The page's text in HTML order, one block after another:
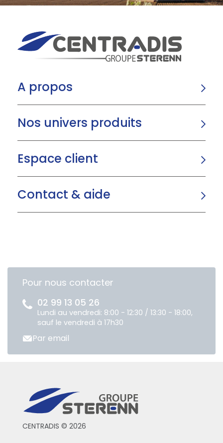
A propos
Nos univers produits
Espace client
Contact & aide
Pour nous contacter
02 99 13 05 26
Lundi au vendredi: 8:00 - 12:30 / 13:30 - 18:00,
sauf le vendredi à 17h30
Par email
CENTRADIS © 2026